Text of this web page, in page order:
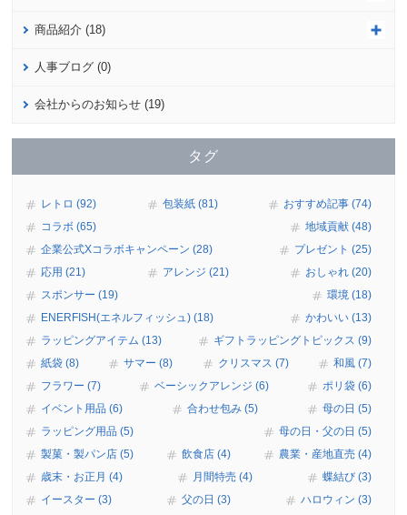
商品紹介 (18)
人事ブログ (0)
会社からのお知らせ (19)
タグ
レトロ (92) 包装紙 (81)
おすすめ記事 (74)
コラボ (65)
地域貢献 (48)
企業公式Xコラボキャンペーン (28)
プレゼント (25)
応用 (21)
アレンジ (21)
おしゃれ (20)
スポンサー (19)
環境 (18)
ENERFISH(エネルフィッシュ) (18)
かわいい (13)
ラッピングアイテム (13)
ギフトラッピングトピックス (9)
紙袋 (8)
サマー (8) クリスマス (7)
和風 (7)
フラワー (7)
ベーシックアレンジ (6)
ポリ袋 (6)
イベント用品 (6)
合わせ包み (5)
母の日 (5)
ラッピング用品 (5)
母の日・父の日 (5)
製菓・製パン店 (5)
飲食店 (4)
農業・産地直売 (4)
歳末・お正月 (4)
月間特売 (4)
蝶結び (3)
イースター (3)
父の日 (3)
ハロウィン (3)